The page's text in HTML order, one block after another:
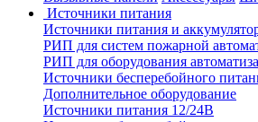
Источники питания
Источники питания и
РИП для систем пожарной
РИП для оборудования
Источники бесперебойного
Дополнительное оборудование
Источники питания 12/24В